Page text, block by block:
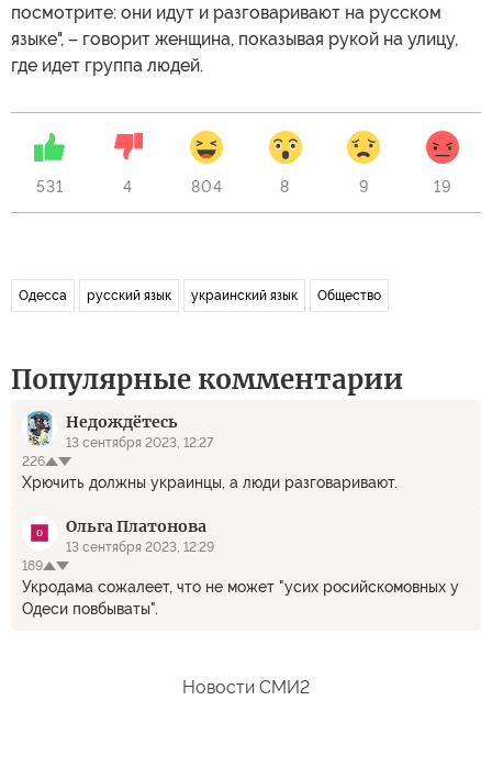
посмотрите: они идут и разговаривают на русском
языке", – говорит женщина, показывая рукой на улицу,
где идет группа людей.
531 4 804 8 9 19
Одесса русский язык украинский язык Общество
Популярные комментарии
Недождётесь
13 сентября 2023, 12:27
226
Хрючить должны украинцы, а люди разговаривают.
Ольга Платонова
13 сентября 2023, 12:29
189
Укродама сожалеет, что не может "усих росийскомовных у
Одеси повбываты".
Новости СМИ2